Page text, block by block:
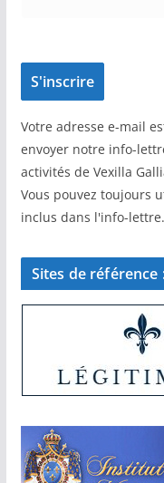
Votre adresse e-mail
envoyer notre info-
activités de Vexilla
Vous pouvez toujours
inclus dans l'info-lettre.
Sites de référence